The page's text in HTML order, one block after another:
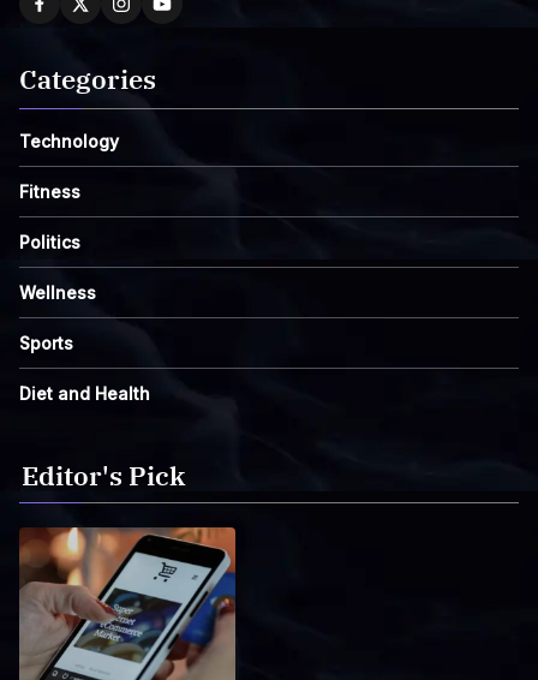
Categories
Technology
Fitness
Politics
Wellness
Sports
Diet and Health
Editor's Pick